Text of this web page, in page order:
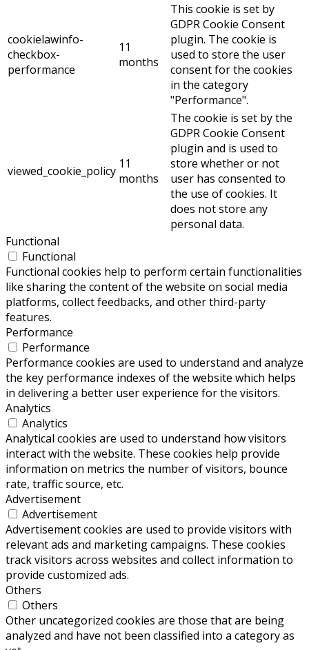
cookielawinfo-
checkbox-
performance
11
months
This cookie is set by
GDPR Cookie Consent
plugin. The cookie is
used to store the user
consent for the cookies
in the category
"Performance".
viewed_cookie_policy 11
months
The cookie is set by the
GDPR Cookie Consent
plugin and is used to
store whether or not
user has consented to
the use of cookies. It
does not store any
personal data.
Functional
Functional
Functional cookies help to perform certain functionalities
like sharing the content of the website on social media
platforms, collect feedbacks, and other third-party
features.
Performance
Performance
Performance cookies are used to understand and analyze
the key performance indexes of the website which helps
in delivering a better user experience for the visitors.
Analytics
Analytics
Analytical cookies are used to understand how visitors
interact with the website. These cookies help provide
information on metrics the number of visitors, bounce
rate, traffic source, etc.
Advertisement
Advertisement
Advertisement cookies are used to provide visitors with
relevant ads and marketing campaigns. These cookies
track visitors across websites and collect information to
provide customized ads.
Others
Others
Other uncategorized cookies are those that are being
analyzed and have not been classified into a category as